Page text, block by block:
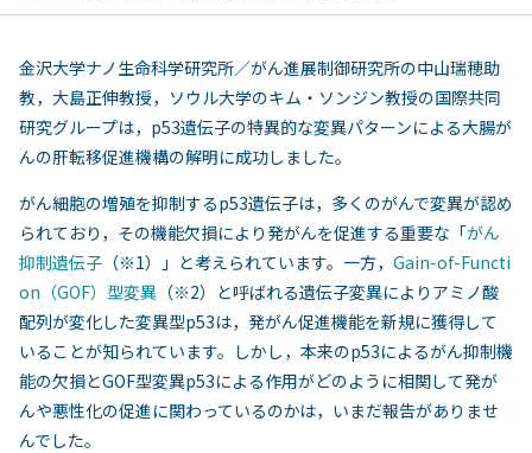
金沢大学ナノ生命科学研究所／がん進展制御研究所の中山瑞穂助
教，大島正伸教授，ソウル大学のキム・ソンジン教授の国際共同
研究グループは，p53遺伝子の特異的な変異パターンによる大腸が
んの肝転移促進機構の解明に成功しました。
がん細胞の増殖を抑制するp53遺伝子は，多くのがんで変異が認め
られており，その機能欠損により発がんを促進する重要な「がん
抑制遺伝子 （※1）」と考えられています。一方， Gain-of-Functi
on（GOF）型変異 （※2）と呼ばれる遺伝子変異によりアミノ酸
配列が変化した変異型p53は，発がん促進機能を新規に獲得して
いることが知られています。しかし，本来のp53によるがん抑制機
能の欠損とGOF型変異p53による作用がどのように相関して発が
んや悪性化の促進に関わっているのかは，いまだ報告がありませ
んでした。